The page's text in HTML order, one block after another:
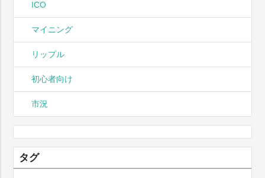
ICO
マイニング
リップル
初心者向け
市況
タグ